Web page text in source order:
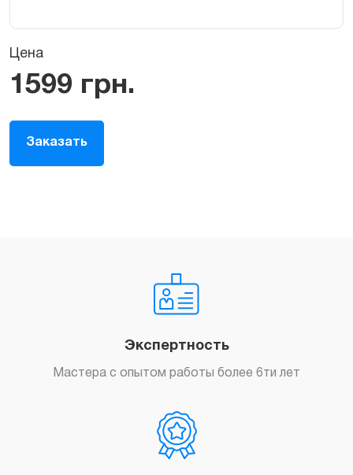
Цена
1599 грн.
Заказать
Экспертность
Мастера с опытом работы более 6ти лет